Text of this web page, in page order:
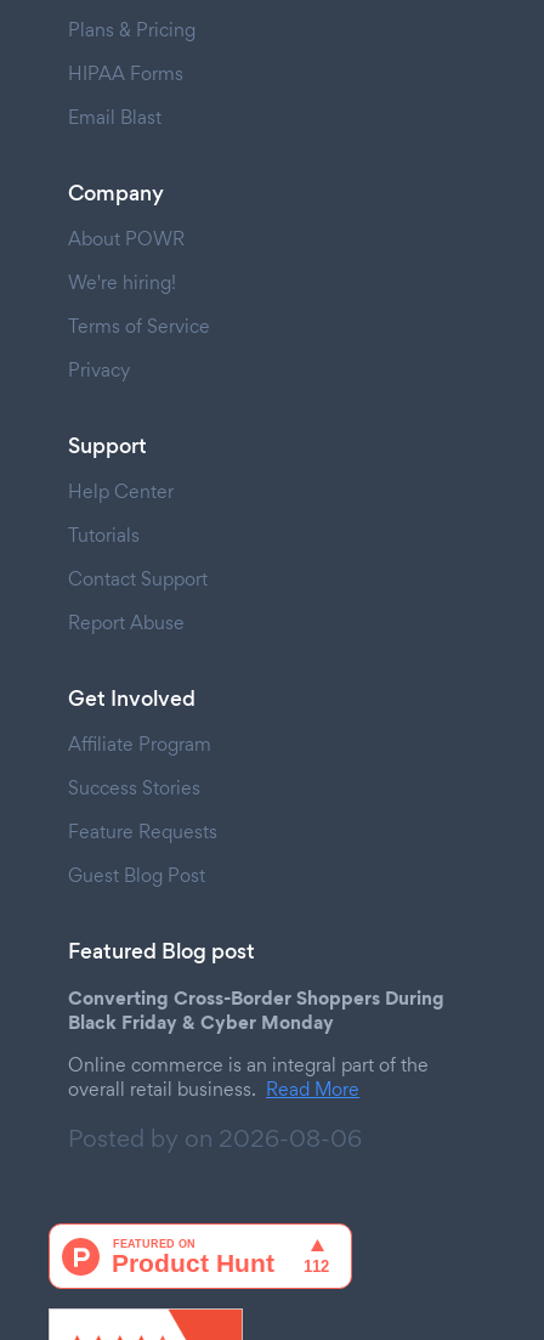
Plans & Pricing
HIPAA Forms
Email Blast
Company
About POWR
We're hiring!
Terms of Service
Privacy
Support
Help Center
Tutorials
Contact Support
Report Abuse
Get Involved
Affiliate Program
Success Stories
Feature Requests
Guest Blog Post
Featured Blog post
Converting Cross-Border Shoppers During
Black Friday & Cyber Monday
Online commerce is an integral part of the
overall retail business. Read More
Posted by on 2026-08-06